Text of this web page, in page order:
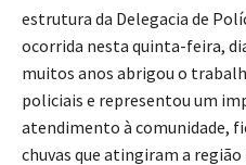
estrutura da Delegacia de
ocorrida nesta quinta-feira,
muitos anos abrigou o
policiais e representou um
atendimento à comunidade,
chuvas que atingiram a região